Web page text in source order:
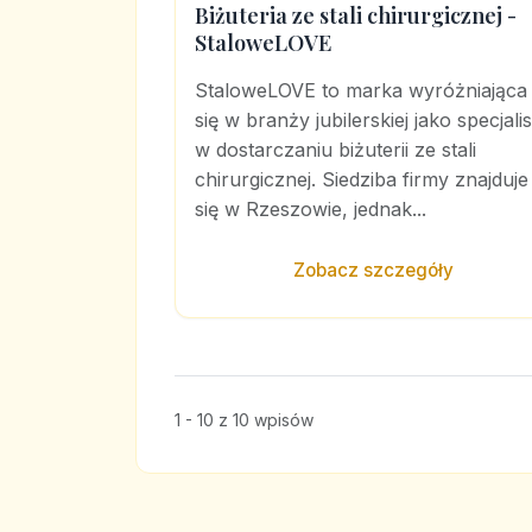
Biżuteria ze stali chirurgicznej -
StaloweLOVE
StaloweLOVE to marka wyróżniająca
się w branży jubilerskiej jako
w dostarczaniu biżuterii ze stali
chirurgicznej. Siedziba firmy znajduje
się w Rzeszowie, jednak...
Zobacz szczegóły
1 - 10 z 10 wpisów